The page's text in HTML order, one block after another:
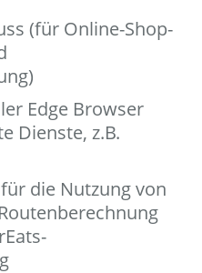
(für Online-Shop-
Edge Browser
Dienste, z.B.
die Nutzung von